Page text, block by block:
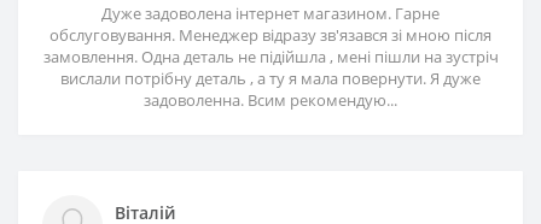
Дуже задоволена інтернет магазином. Гарне
обслуговування. Менеджер відразу зв'язався зі мною після
замовлення. Одна деталь не підійшла , мені пішли на зустріч
вислали потрібну деталь , а ту я мала повернути. Я дуже
задоволенна. Всим рекомендую...
Віталій